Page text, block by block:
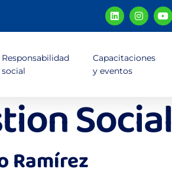
Responsabilidad
social
Capacitaciones
y eventos
Social
Ramírez